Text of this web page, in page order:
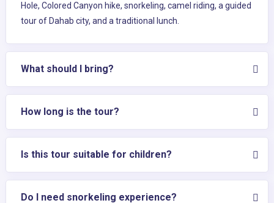
Hole, Colored Canyon hike, snorkeling, camel riding, a guided
tour of Dahab city, and a traditional lunch.
What should I bring?
How long is the tour?
Is this tour suitable for children?
Do I need snorkeling experience?